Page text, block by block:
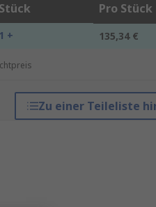
Stück Pro Stück
1 + 135,34 €
Zu einer Teileliste